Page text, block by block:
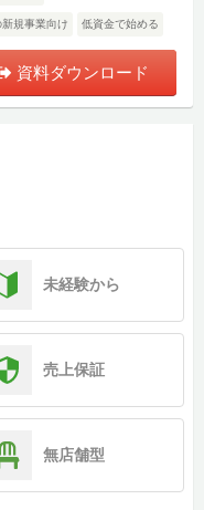
規事業向け 低資金で始める
資料ダウンロード
未経験から
売上保証
無店舗型